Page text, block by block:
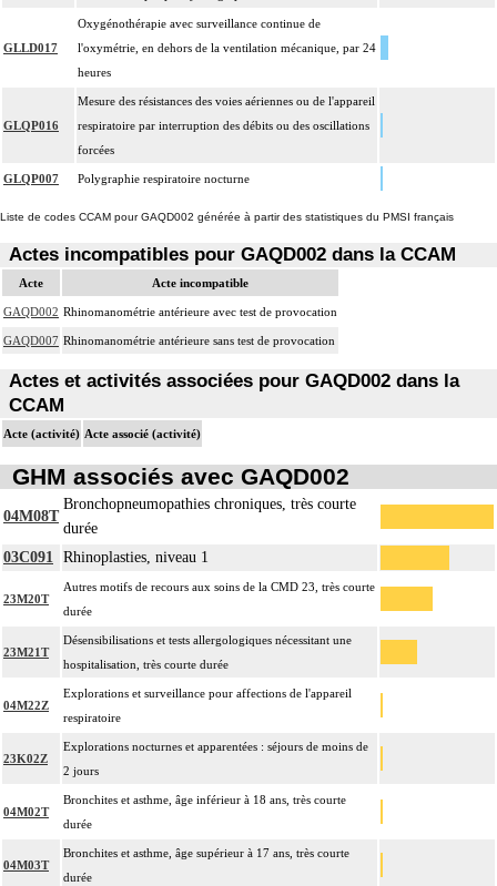
GLLD017
Oxygénothérapie avec surveillance continue de
l'oxymétrie, en dehors de la ventilation mécanique, par 24
heures
GLQP016
Mesure des résistances des voies aériennes ou de l'appareil
respiratoire par interruption des débits ou des oscillations
forcées
GLQP007 Polygraphie respiratoire nocturne
Liste de codes CCAM pour GAQD002 générée à partir des statistiques du PMSI français
Actes incompatibles pour GAQD002 dans la CCAM
Acte Acte incompatible
GAQD002 Rhinomanométrie antérieure avec test de provocation
GAQD007 Rhinomanométrie antérieure sans test de provocation
Actes et activités associées pour GAQD002 dans la
CCAM
Acte (activité) Acte associé (activité)
GHM associés avec GAQD002
04M08T
Bronchopneumopathies chroniques, très courte
durée
03C091 Rhinoplasties, niveau 1
23M20T
Autres motifs de recours aux soins de la CMD 23, très courte
durée
23M21T
Désensibilisations et tests allergologiques nécessitant une
hospitalisation, très courte durée
04M22Z
Explorations et surveillance pour affections de l'appareil
respiratoire
23K02Z
Explorations nocturnes et apparentées : séjours de moins de
2 jours
04M02T
Bronchites et asthme, âge inférieur à 18 ans, très courte
durée
04M03T
Bronchites et asthme, âge supérieur à 17 ans, très courte
durée